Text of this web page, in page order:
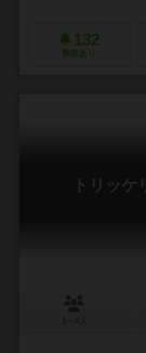
132
興味あり
トリッ